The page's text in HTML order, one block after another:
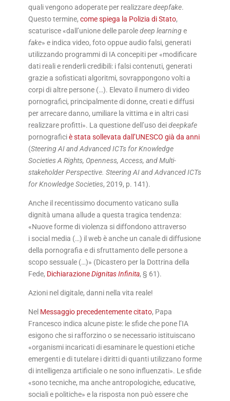
quali vengono adoperate per realizzaredeepfake.
Questo termine, come spiega la Polizia di Stato,
scaturisce «dall’unione delle paroledeep learninge
fake» e indica video, foto oppue audio falsi, generati
utilizzando programmi di IA concepiti per «modificare
dati reali e renderli credibili: i falsi contenuti, generati
grazie a sofisticati algoritmi, sovrappongono volti a
corpi di altre persone (…). Elevato il numero di video
pornografici, principalmente di donne, creati e diffusi
per arrecare danno, umiliare la vittima e in altri casi
realizzare profitti». La questione dell’uso deideepkafe
pornograficiè stata sollevata dall’UNESCO già da anni
(Steering AI and Advanced ICTs for Knowledge
Societies A Rights, Openness, Access, and Multi-
stakeholder Perspective. Steering AI and Advanced ICTs
for Knowledge Societies, 2019, p. 141).
Anche il recentissimo documento vaticano sulla
dignità umana allude a questa tragica tendenza:
«Nuove forme di violenza si diffondono attraverso
i social media (…) il web è anche un canale di diffusione
della pornografia e di sfruttamento delle persone a
scopo sessuale (…)» (Dicastero per la Dottrina della
Fede, DichiarazioneDignitas Infinita, § 61).
Azioni nel digitale, danni nella vita reale!
Nel Messaggio precedentemente citato, Papa
Francesco indica alcune piste: le sfide che pone l’IA
esigono che si rafforzino o se necessario istituiscano
«organismi incaricati di esaminare le questioni etiche
emergenti e di tutelare i diritti di quanti utilizzano forme
di intelligenza artificiale o ne sono influenzati». Le sfide
«sono tecniche, ma anche antropologiche, educative,
sociali e politiche» e la risposta non può essere che